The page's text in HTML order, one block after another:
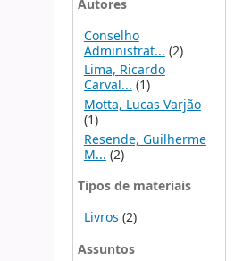
Autores
Conselho
Administrat... (2)
Lima, Ricardo
Carval...(1)
Motta, Lucas Varjão
(1)
Resende, Guilherme
M... (2)
Tipos de materiais
Livros (2)
Assuntos